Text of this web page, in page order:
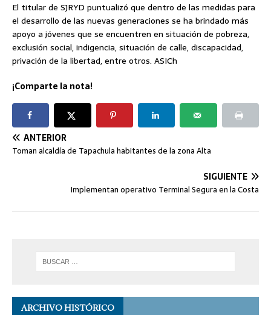
El titular de SJRYD puntualizó que dentro de las medidas para
el desarrollo de las nuevas generaciones se ha brindado más
apoyo a jóvenes que se encuentren en situación de pobreza,
exclusión social, indigencia, situación de calle, discapacidad,
privación de la libertad, entre otros. ASICh
¡Comparte la nota!
ANTERIOR
Toman alcaldía de Tapachula habitantes de la zona Alta
SIGUIENTE
Implementan operativo Terminal Segura en la Costa
ARCHIVO HISTÓRICO